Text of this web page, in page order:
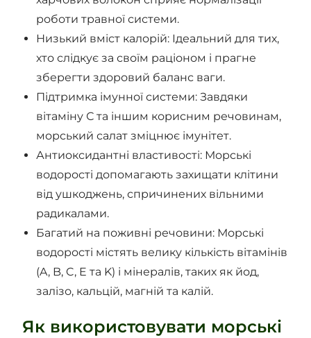
роботи травної системи.
Низький вміст калорій: Ідеальний для тих,
хто слідкує за своїм раціоном і прагне
зберегти здоровий баланс ваги.
Підтримка імунної системи: Завдяки
вітаміну С та іншим корисним речовинам,
морський салат зміцнює імунітет.
Антиоксидантні властивості: Морські
водорості допомагають захищати клітини
від ушкоджень, спричинених вільними
радикалами.
Багатий на поживні речовини: Морські
водорості містять велику кількість вітамінів
(A, B, C, E та K) і мінералів, таких як йод,
залізо, кальцій, магній та калій.
Як використовувати морські